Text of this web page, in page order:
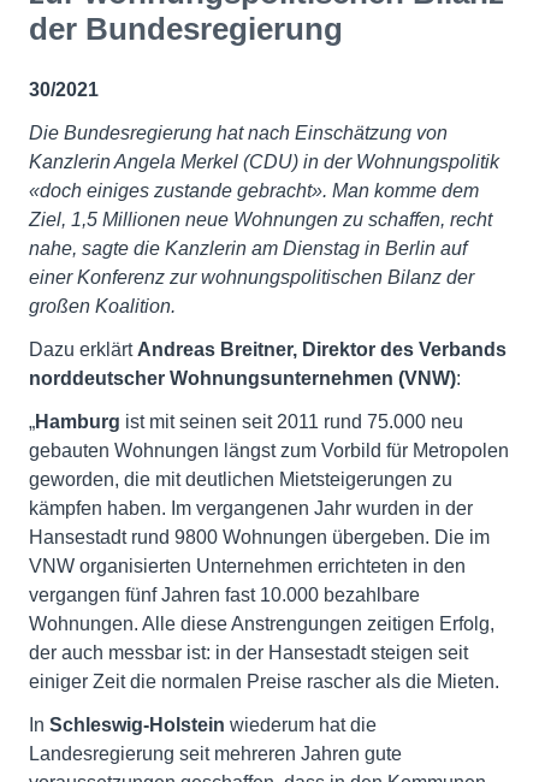
der Bundesregierung
30/2021
Die Bundesregierung hat nach Einschätzung von
Kanzlerin Angela Merkel (CDU) in der Wohnungspolitik
«doch einiges zustande gebracht». Man komme dem
Ziel, 1,5 Millionen neue Wohnungen zu schaffen, recht
nahe, sagte die Kanzlerin am Dienstag in Berlin auf
einer Konferenz zur wohnungspolitischen Bilanz der
großen Koalition.
Dazu erklärt Andreas Breitner, Direktor des Verbands
norddeutscher Wohnungsunternehmen (VNW):
„Hamburg ist mit seinen seit 2011 rund 75.000 neu
gebauten Wohnungen längst zum Vorbild für Metropolen
geworden, die mit deutlichen Mietsteigerungen zu
kämpfen haben. Im vergangenen Jahr wurden in der
Hansestadt rund 9800 Wohnungen übergeben. Die im
VNW organisierten Unternehmen errichteten in den
vergangen fünf Jahren fast 10.000 bezahlbare
Wohnungen. Alle diese Anstrengungen zeitigen Erfolg,
der auch messbar ist: in der Hansestadt steigen seit
einiger Zeit die normalen Preise rascher als die Mieten.
In Schleswig-Holstein wiederum hat die
Landesregierung seit mehreren Jahren gute